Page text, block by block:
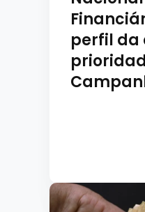
perfil da